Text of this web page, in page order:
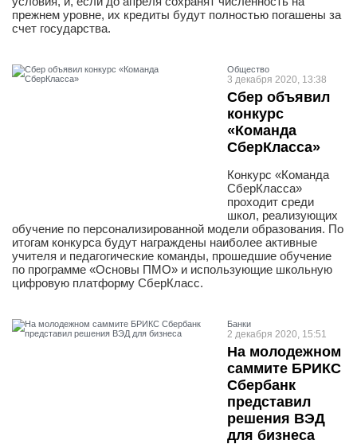
прежнем уровне, их кредиты будут полностью погашены за
счет государства.
Общество
3 декабря 2020, 13:38
Сбер объявил
конкурс
«Команда
СберКласса»
Конкурс «Команда
СберКласса»
проходит среди
школ, реализующих
обучение по персонализированной модели образования. По
итогам конкурса будут награждены наиболее активные
учителя и педагогические команды, прошедшие обучение
по программе «Основы ПМО» и использующие школьную
цифровую платформу СберКласс.
Банки
2 декабря 2020, 15:51
На молодежном
саммите БРИКС
Сбербанк
представил
решения ВЭД
для бизнеса